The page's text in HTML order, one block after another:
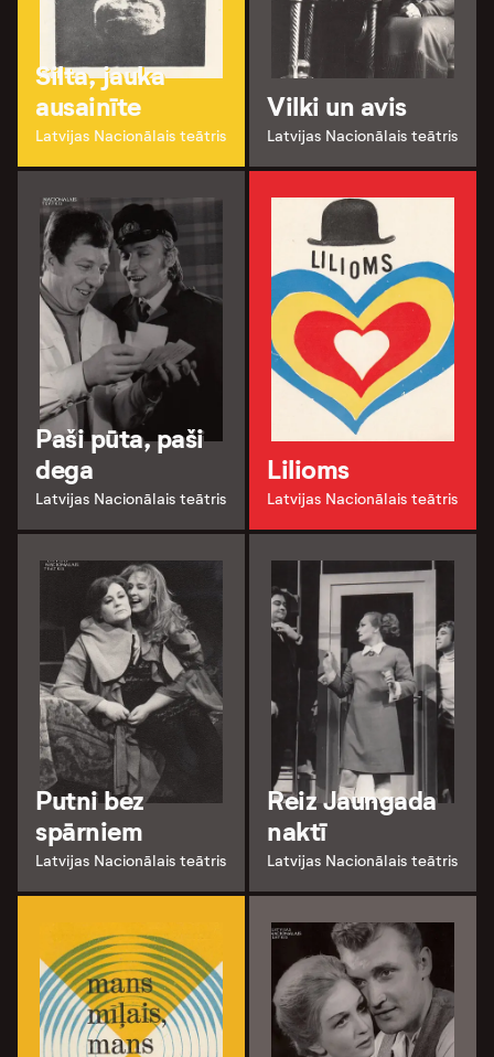
Silta, jauka
ausainīte
Latvijas Nacionālais teātris
Vilki un avis
Latvijas Nacionālais teātris
Paši pūta, paši
dega
Latvijas Nacionālais teātris
Lilioms
Latvijas Nacionālais teātris
Putni bez
spārniem
Latvijas Nacionālais teātris
Reiz Jaungada
naktī
Latvijas Nacionālais teātris